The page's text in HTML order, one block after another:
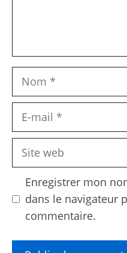
Nom
Site
Enregistrer mon
dans le navigateur
commentaire.